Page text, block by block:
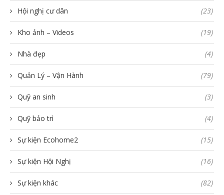
Hội nghị cư dân (23)
Kho ảnh – Videos (19)
Nhà đẹp (4)
Quản Lý – Vận Hành (79)
Quỹ an sinh (3)
Quỹ bảo trì (4)
Sự kiện Ecohome2 (15)
Sự kiện Hội Nghị (16)
Sự kiện khác (82)